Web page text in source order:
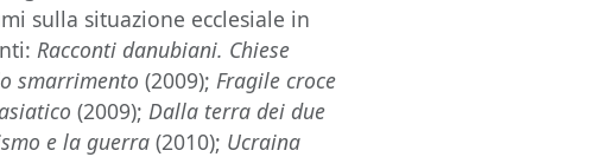
sulla situazione ecclesiale in
Racconti danubiani. Chiese
smarrimento (2009);Fragile croce
(2009);Dalla terra dei due
e la guerra (2010); Ucraina